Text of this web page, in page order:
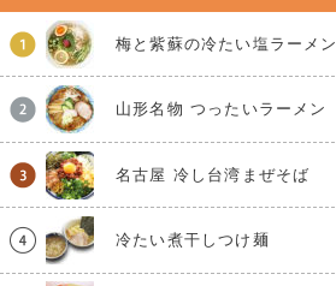
梅と紫蘇の冷たい塩ラーメン
山形名物 つったいラーメン
名古屋 冷し台湾まぜそば
冷たい煮干しつけ麺